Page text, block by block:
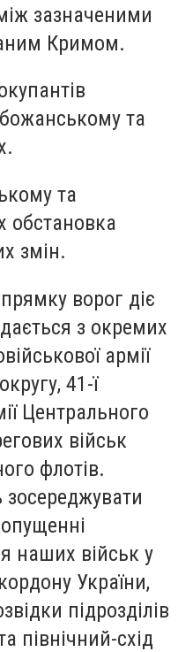
зазначеними
Кримом.
та
та
обстановка
змін.
ворог діє
з окремих
армії
41-ї
Центрального
військ
флотів.
наших військ у
України,
підрозділів
північний-схід